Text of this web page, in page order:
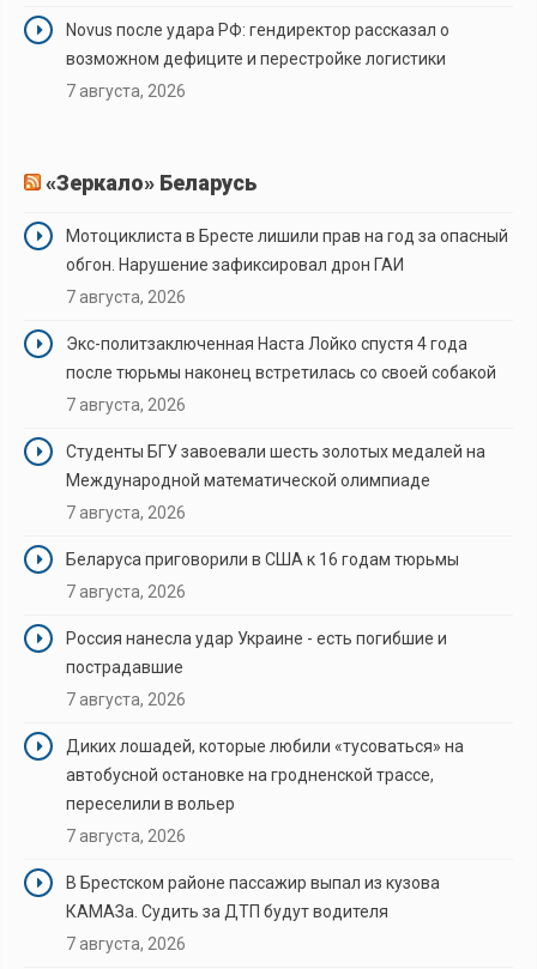
Novus после удара РФ: гендиректор рассказал о
возможном дефиците и перестройке логистики
7 августа, 2026
«Зеркало» Беларусь
Мотоциклиста в Бресте лишили прав на год за опасный
обгон. Нарушение зафиксировал дрон ГАИ
7 августа, 2026
Экс-политзаключенная Наста Лойко спустя 4 года
после тюрьмы наконец встретилась со своей собакой
7 августа, 2026
Студенты БГУ завоевали шесть золотых медалей на
Международной математической олимпиаде
7 августа, 2026
Беларуса приговорили в США к 16 годам тюрьмы
7 августа, 2026
Россия нанесла удар Украине - есть погибшие и
пострадавшие
7 августа, 2026
Диких лошадей, которые любили «тусоваться» на
автобусной остановке на гродненской трассе,
переселили в вольер
7 августа, 2026
В Брестском районе пассажир выпал из кузова
КАМАЗа. Судить за ДТП будут водителя
7 августа, 2026